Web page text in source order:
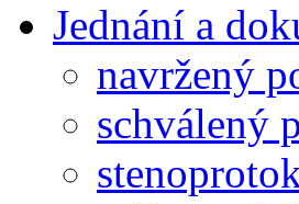
Jednání a
navržený
schválený